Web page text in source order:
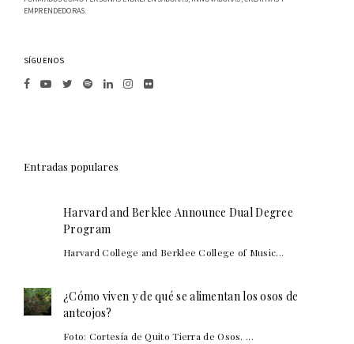
EMPRENDEDORAS.
SÍGUENOS
Entradas populares
Harvard and Berklee Announce Dual Degree
Program
Harvard College and Berklee College of Music...
¿Cómo viven y de qué se alimentan los osos de
anteojos?
Foto: Cortesía de Quito Tierra de Osos. ...